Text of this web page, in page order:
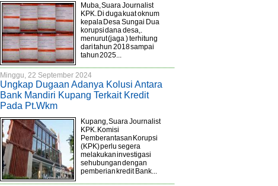
Muba, Suara Journalist
KPK. Di duga kuat oknum
kepala Desa Sungai Dua
korupsi dana desa,.
menurut (jaga ) terhitung
dari tahun 2018 sampai
tahun 2025...
Minggu, 22 September 2024
Ungkap Dugaan Adanya Kolusi Antara
Bank Mandiri Kupang Terkait Kredit
Pada Pt.Wkm
Kupang, Suara Journalist
KPK. Komisi
Pemberantasan Korupsi
(KPK) perlu segera
melakukan investigasi
sehubungan dengan
pemberian kredit Bank...